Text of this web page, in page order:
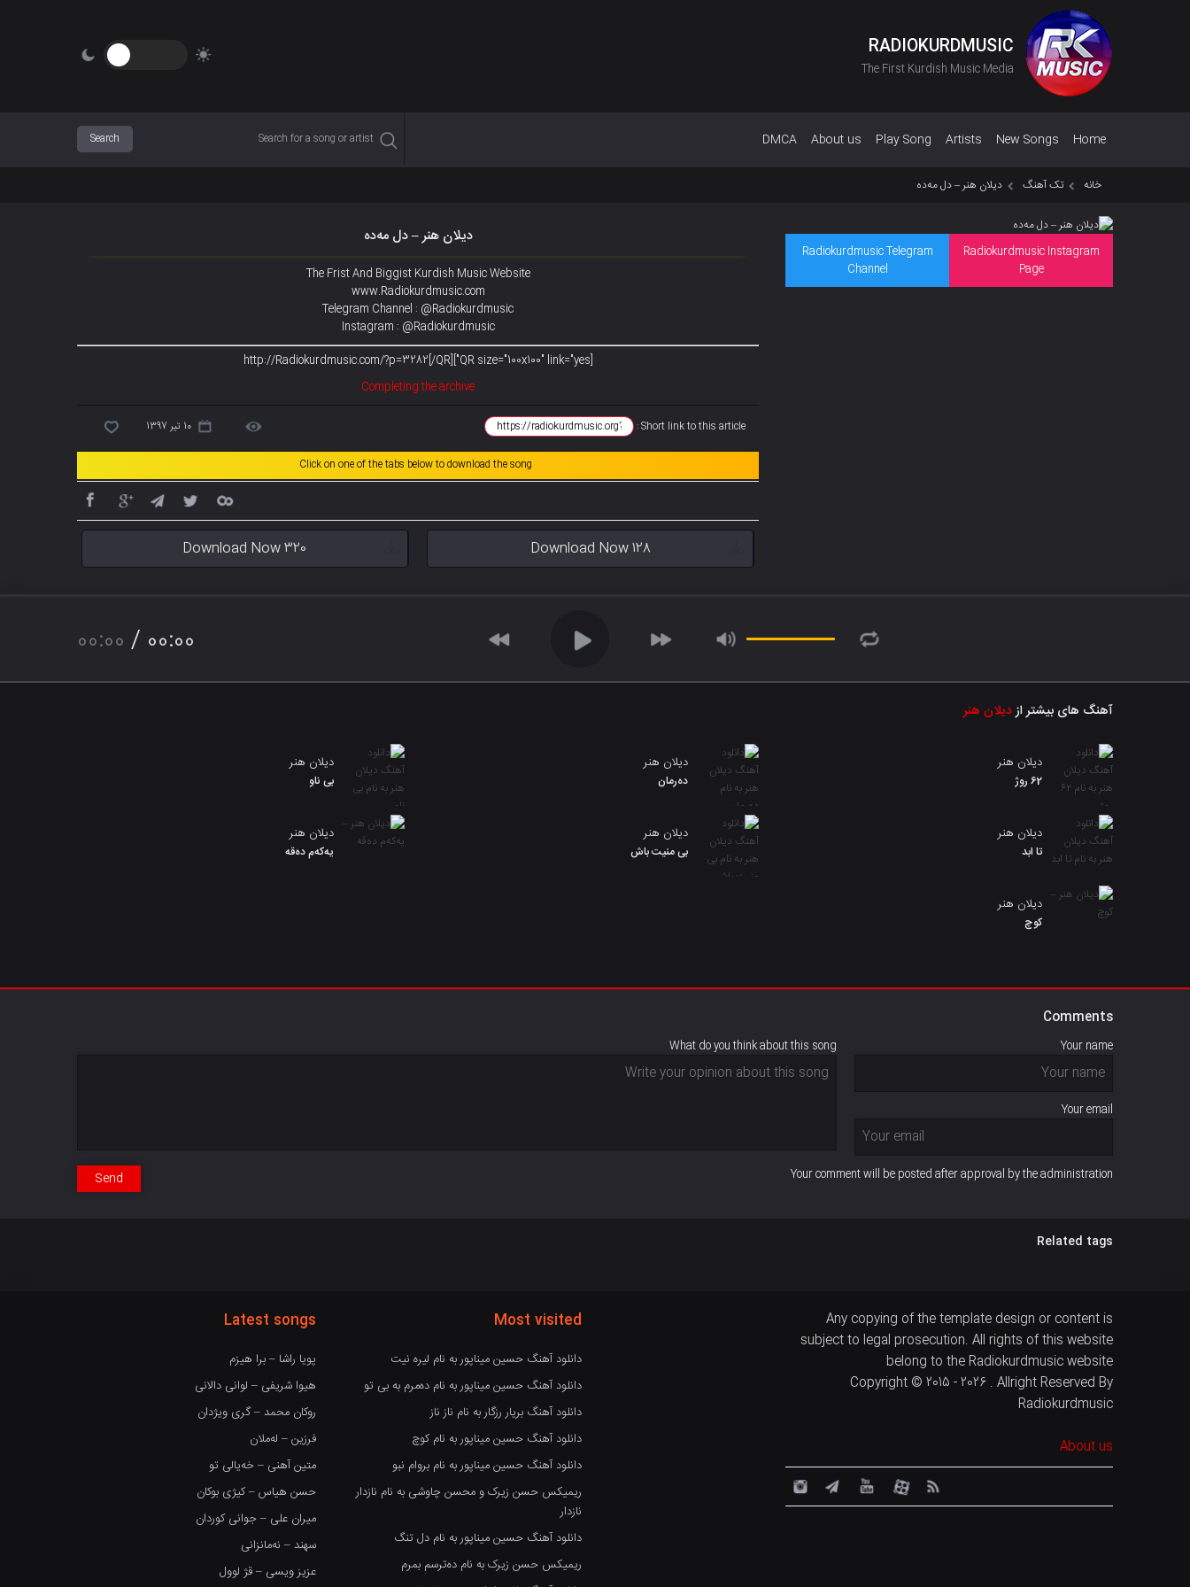
RADIOKURDMUSIC
The First Kurdish Music Media
Home
New Songs
Artists
Play Song
About us
DMCA
خانه تک آهنگ دیلان هنر – دل مەدە
Radiokurdmusic Instagram
Page
Radiokurdmusic Telegram
Channel
دیلان هنر – دل مەدە
The Frist And Biggist Kurdish Music Website
www.Radiokurdmusic.com
Telegram Channel : @Radiokurdmusic
Instagram : @Radiokurdmusic
[QR size="100x100" link="yes"]http://Radiokurdmusic.com/?p=3282[/QR]
Completing the archive
Short link to this article : 10 تیر 1397
Click on one of the tabs below to download the song
Download Now 128
Download Now 320
00:00 / 00:00
آهنگ های بیشتر ازدیلان هنر
دیلان هنر
62 روژ
دیلان هنر
دەرمان
دیلان هنر
بی ناو
دیلان هنر
تا ابد
دیلان هنر
بی منیت باش
دیلان هنر
یەکەم دەقە
دیلان هنر
کوچ
Comments
Your name
Your email
What do you think about this song
Your comment will be posted after approval by the administration
Send
Related tags
Any copying of the template design or content is
subject to legal prosecution. All rights of this website
belong to the Radiokurdmusic website
Copyright © 2015 - 2026 . Allright Reserved By
Radiokurdmusic
About us
Most visited
دانلود آهنگ حسین میناپور به نام لیره نیت
دانلود آهنگ حسین میناپور به نام دەمرم بە بی تو
دانلود آهنگ بریار رزگار به نام ناز ناز
دانلود آهنگ حسین میناپور به نام کوچ
دانلود آهنگ حسین میناپور به نام بروام نبو
ریمیکس حسن زیرک و محسن چاوشی به نام نازدار
نازدار
دانلود آهنگ حسین میناپور به نام دل تنگ
ریمیکس حسن زیرک به نام دەترسم بمرم
Latest songs
پویا راشا – برا هیزم
هیوا شریفی – لوانی دالانی
روکان محمد – گری ویژدان
فرزین – لەملان
متین آهنی – خەیالی تو
حسن هیاس – کیژی بوکان
میران علی – جوانی کوردان
سهند – نەمانزانی
عزیز ویسی – قژ لوول